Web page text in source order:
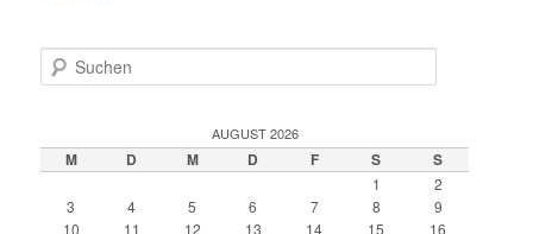
u
e
n
AUGUST 2026
M D M D F S S
1
2
3
4 5 6 7 8
9
10
11 12 13 14 15 16